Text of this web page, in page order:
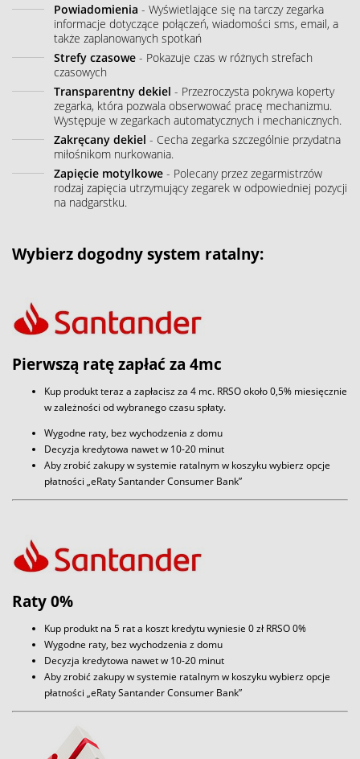
Powiadomienia - Wyświetlające się na tarczy zegarka
informacje dotyczące połączeń, wiadomości sms, email, a
także zaplanowanych spotkań
Strefy czasowe - Pokazuje czas w różnych strefach
czasowych
Transparentny dekiel - Przezroczysta pokrywa koperty
zegarka, która pozwala obserwować pracę mechanizmu.
Występuje w zegarkach automatycznych i mechanicznych.
Zakręcany dekiel - Cecha zegarka szczególnie przydatna
miłośnikom nurkowania.
Zapięcie motylkowe - Polecany przez zegarmistrzów
rodzaj zapięcia utrzymujący zegarek w odpowiedniej pozycji
na nadgarstku.
Wybierz dogodny system ratalny:
Pierwszą ratę zapłać za 4mc
Kup produkt teraz a zapłacisz za 4 mc. RRSO około 0,5% miesięcznie
w zależności od wybranego czasu spłaty.
Wygodne raty, bez wychodzenia z domu
Decyzja kredytowa nawet w 10-20 minut
Aby zrobić zakupy w systemie ratalnym w koszyku wybierz opcje
płatności „eRaty Santander Consumer Bank”
Raty 0%
Kup produkt na 5 rat a koszt kredytu wyniesie 0 zł RRSO 0%
Wygodne raty, bez wychodzenia z domu
Decyzja kredytowa nawet w 10-20 minut
Aby zrobić zakupy w systemie ratalnym w koszyku wybierz opcje
płatności „eRaty Santander Consumer Bank”